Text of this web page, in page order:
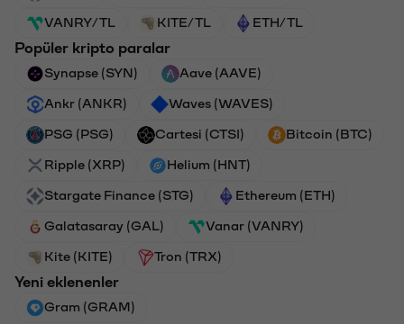
VANRY/TL KITE/TL ETH/TL
Popüler kripto paralar
Synapse (SYN) Aave (AAVE)
Ankr (ANKR) Waves (WAVES)
PSG (PSG) Cartesi (CTSI) Bitcoin (BTC)
Ripple (XRP) Helium (HNT)
Stargate Finance (STG) Ethereum (ETH)
Galatasaray (GAL) Vanar (VANRY)
Kite (KITE) Tron (TRX)
Yeni eklenenler
Gram (GRAM)